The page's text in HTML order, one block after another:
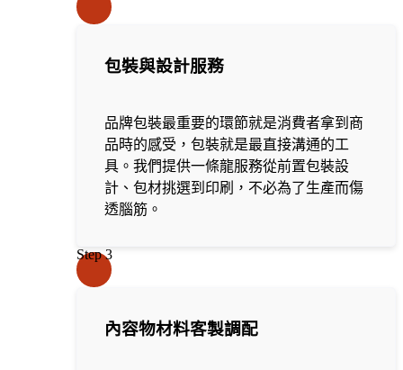
包裝與設計服務
品牌包裝最重要的環節就是消費者拿到商
品時的感受，包裝就是最直接溝通的工
具。我們提供一條龍服務從前置包裝設
計、包材挑選到印刷，不必為了生產而傷
透腦筋。
Step 3
內容物材料客製調配